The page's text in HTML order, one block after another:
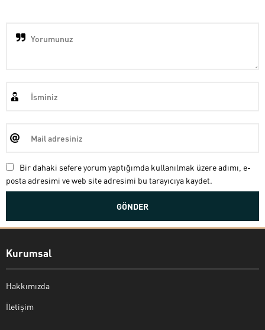
Bir dahaki sefere yorum yaptığımda kullanılmak üzere adımı, e-
posta adresimi ve web site adresimi bu tarayıcıya kaydet.
Kurumsal
Hakkımızda
İletişim